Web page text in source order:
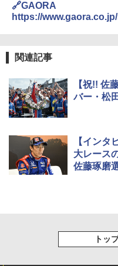
🔗GAORA
https://
関連記事
【祝!! 佐
バー・松
【インタ
大レース
佐藤琢磨
トッ